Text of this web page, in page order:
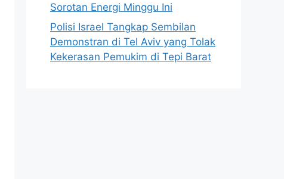
Sorotan Energi Minggu Ini
Polisi Israel Tangkap Sembilan
Demonstran di Tel Aviv yang Tolak
Kekerasan Pemukim di Tepi Barat